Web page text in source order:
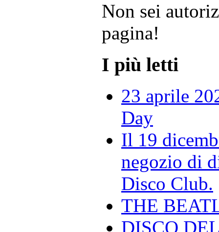
Non sei
pagina!
I più letti
23 aprile
Day
Il 19
negozio di
Disco Club.
THE
DISCO